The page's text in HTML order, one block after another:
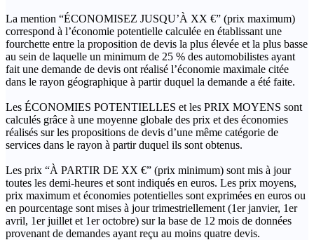
La mention “ÉCONOMISEZ JUSQU’À XX €” (prix maximum)
correspond à l’économie potentielle calculée en établissant une
fourchette entre la proposition de devis la plus élevée et la plus basse
au sein de laquelle un minimum de 25 % des automobilistes ayant
fait une demande de devis ont réalisé l’économie maximale citée
dans le rayon géographique à partir duquel la demande a été faite.
Les ÉCONOMIES POTENTIELLES et les PRIX MOYENS sont
calculés grâce à une moyenne globale des prix et des économies
réalisés sur les propositions de devis d’une même catégorie de
services dans le rayon à partir duquel ils sont obtenus.
Les prix “À PARTIR DE XX €” (prix minimum) sont mis à jour
toutes les demi-heures et sont indiqués en euros. Les prix moyens,
prix maximum et économies potentielles sont exprimées en euros ou
en pourcentage sont mises à jour trimestriellement (1er janvier, 1er
avril, 1er juillet et 1er octobre) sur la base de 12 mois de données
provenant de demandes ayant reçu au moins quatre devis.